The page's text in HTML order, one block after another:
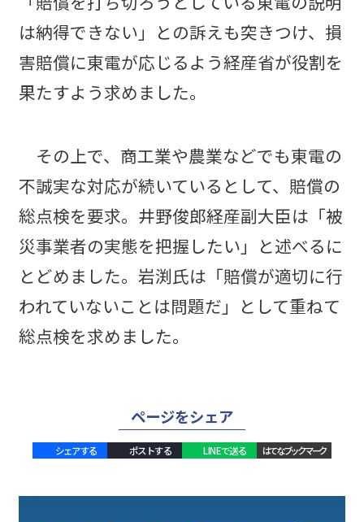
は納得できない」との訴えも突きつけ、損
害賠償に東電が応じるよう経産省が役割を
果たすよう求めました。
その上で、商工業や農業などでも東電の
不誠実な対応が続いているとして、賠償の
総点検を要求。井野俊郎経産副大臣は「被
災事業者の実態を把握したい」と述べるに
とどめました。岩渕氏は「賠償が適切に行
われていないことは問題だ」として重ねて
総点検を求めました。
ページをシェア
シェアする ポストする LINEで送る はてなブックマーク